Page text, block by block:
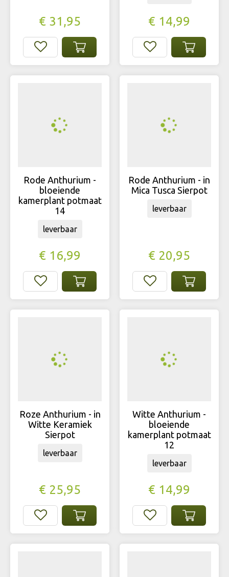
€ 31 ,95 € 14,99
Rode Anthurium -
bloeiende
kamerplant potmaat
14
€ 16,99
leverbaar
Rode Anthurium - in
Mica Tusca Sierpot
€ 20,95
leverbaar
Roze Anthurium - in
Witte Keramiek
Sierpot
€ 25,95
leverbaar
Witte Anthurium -
bloeiende
kamerplant potmaat
12
€ 14,99
leverbaar